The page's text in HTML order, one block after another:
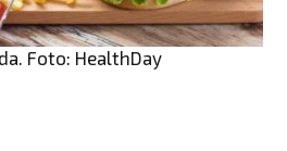
Foto: HealthDay